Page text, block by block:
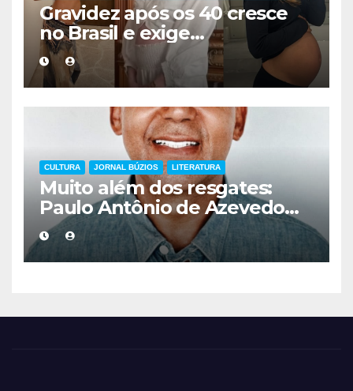
Gravidez após os 40 cresce
no Brasil e exige
acompanhamento médico
mais cuidadoso
CULTURA JORNAL BÚZIOS LITERATURA
Muito além dos resgates:
Paulo Antônio de Azevedo
eterniza a coragem, a
humanidade e a missão dos
guarda-vidas na literatura